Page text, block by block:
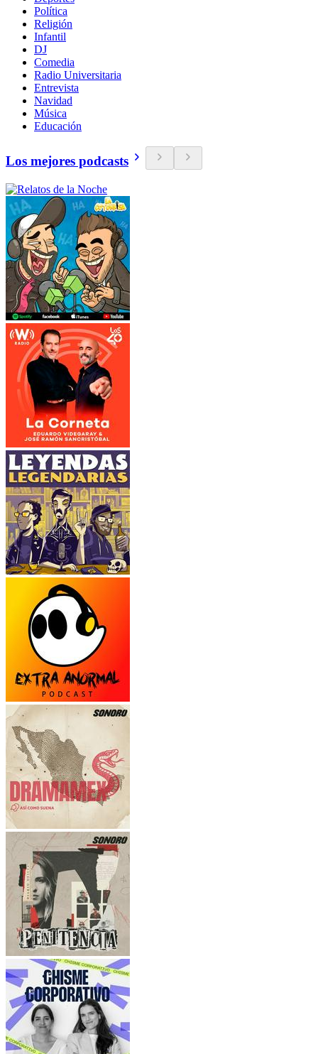
Política
Religión
Infantil
DJ
Comedia
Radio Universitaria
Entrevista
Navidad
Música
Educación
Los mejores podcasts